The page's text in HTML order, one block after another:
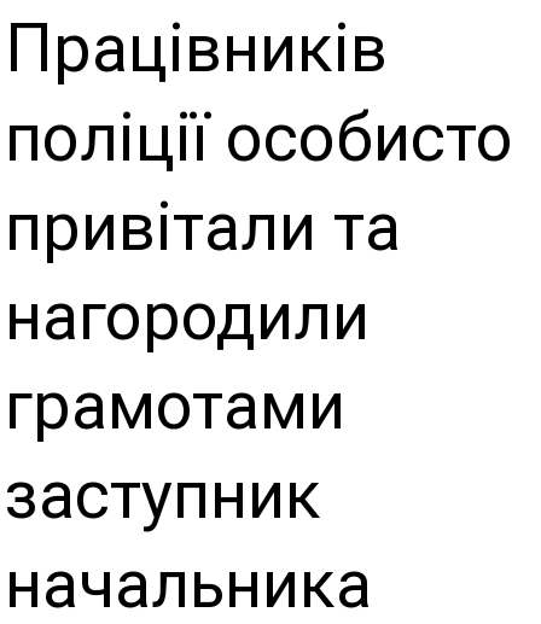
Працівників
поліції особисто
привітали та
нагородили
грамотами
заступник
начальника